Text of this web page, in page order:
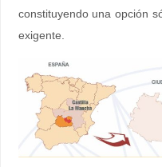
constituyendo una opción
exigente.